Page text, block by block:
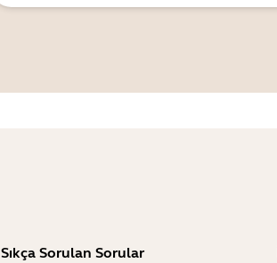
Sıkça Sorulan Sorular